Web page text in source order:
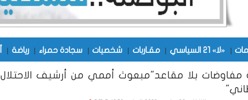
| «لا» 21 السياسي | مقـاربات | شخصيات | سجادة حمراء | رياضة |
مفاوضات بلا مقاعد"مبعوث أممي من أرشيف الاحتلال